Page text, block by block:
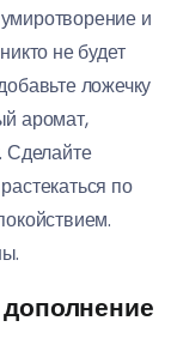
и
не будет
ложечку
аромат,
Сделайте
по